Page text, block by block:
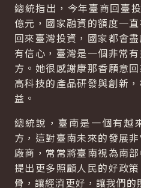
總統指出，今年臺商回臺
億元，國家融資的額度一
回來臺灣投資，國家都會
有信心，臺灣是一個非常
方。她很感謝康那香願意
高科技的產品研發與創新
益。
總統說，臺南是一個有越
方，這對臺南未來的發展
廠商，常常將臺南視為南
提出更多照顧人民的好政
骨，讓經濟更好，讓我們的